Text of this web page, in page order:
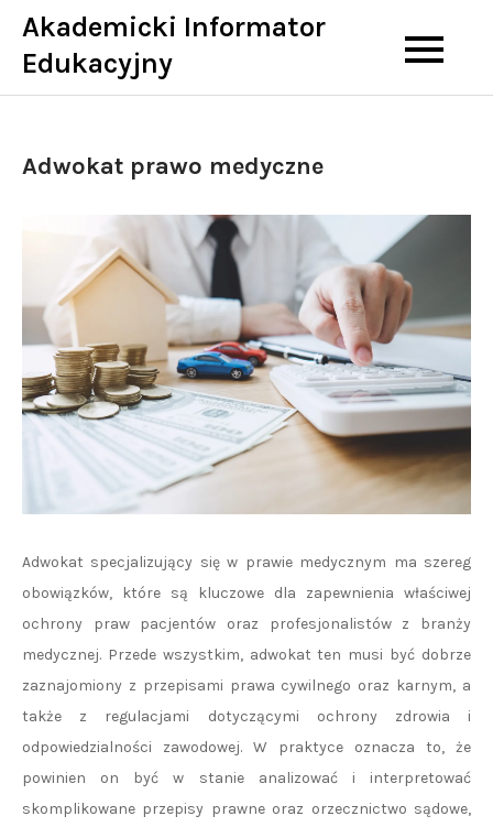
Skip
content
Akademicki Informator
Edukacyjny
Adwokat prawo medyczne
Adwokat specjalizujący się w prawie medycznym ma szereg
obowiązków, które są kluczowe dla zapewnienia właściwej
ochrony praw pacjentów oraz profesjonalistów z branży
medycznej. Przede wszystkim, adwokat ten musi być dobrze
zaznajomiony z przepisami prawa cywilnego oraz karnym, a
także z regulacjami dotyczącymi ochrony zdrowia i
odpowiedzialności zawodowej. W praktyce oznacza to, że
powinien on być w stanie analizować i interpretować
skomplikowane przepisy prawne oraz orzecznictwo sądowe,